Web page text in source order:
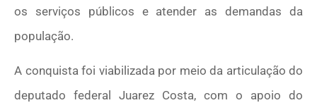
os serviços públicos e atender as demandas da
população.
A conquista foi viabilizada por meio da articulação do
deputado federal Juarez Costa, com o apoio do